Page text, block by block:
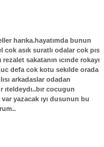
harıka.hayatımda bunun
asık suratlı odalar cok pıs
sakatanın ıcınde rokayı
defa cok kotu sekılde orada
arkadaslar odadan
ıteldeydı..bır cocugun
yazacak ıyı dusunun bu